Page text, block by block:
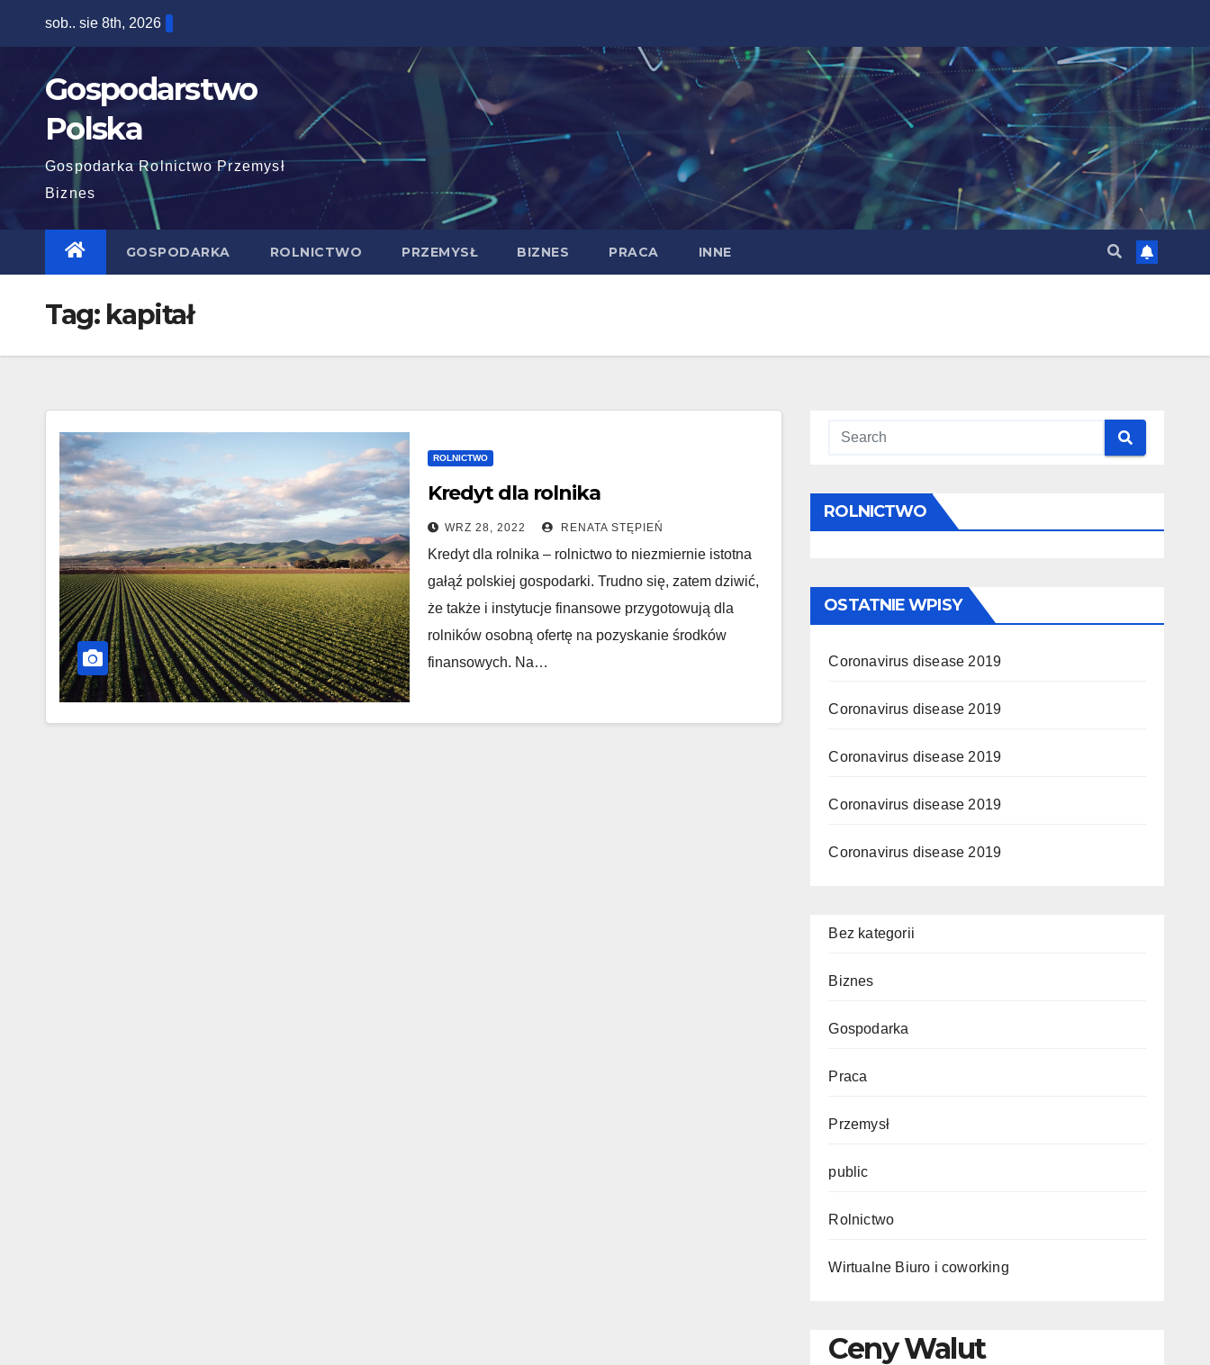
sob.. sie 8th, 2026
Gospodarstwo
Polska
Gospodarka Rolnictwo Przemysł
Biznes
GOSPODARKA ROLNICTWO PRZEMYSŁ BIZNES PRACA INNE
Tag: kapitał
ROLNICTWO
Kredyt dla rolnika
WRZ 28, 2022 RENATA STĘPIEŃ
Kredyt dla rolnika – rolnictwo to niezmiernie istotna
gałąź polskiej gospodarki. Trudno się, zatem dziwić,
że także i instytucje finansowe przygotowują dla
rolników osobną ofertę na pozyskanie środków
finansowych. Na…
ROLNICTWO
OSTATNIE WPISY
Coronavirus disease 2019
Coronavirus disease 2019
Coronavirus disease 2019
Coronavirus disease 2019
Coronavirus disease 2019
Bez kategorii
Biznes
Gospodarka
Praca
Przemysł
public
Rolnictwo
Wirtualne Biuro i coworking
Ceny Walut